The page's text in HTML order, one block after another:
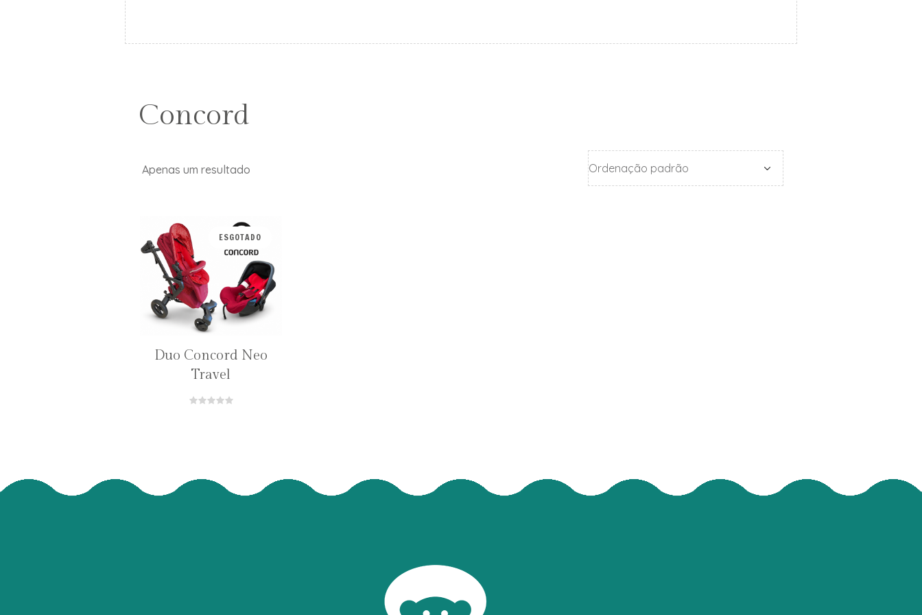
Concord
Apenas um resultado
ESGOTADO
Duo Concord Neo
Travel